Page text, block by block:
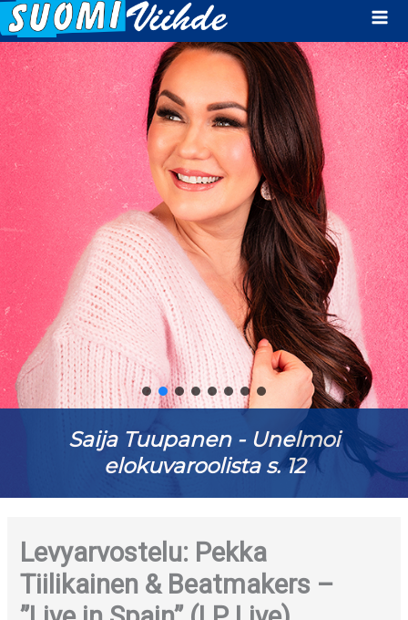
Saija Tuupanen - Unelmoi
elokuvaroolista s. 12
Levyarvostelu: Pekka
Tiilikainen & Beatmakers –